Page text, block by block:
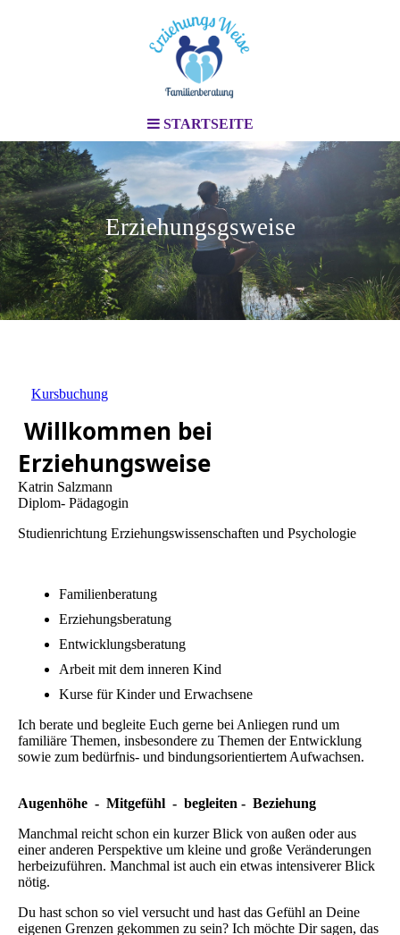
STARTSEITE
Erziehungsgsweise
Kursbuchung
Willkommen bei
Erziehungsweise
Katrin Salzmann
Diplom- Pädagogin
Studienrichtung Erziehungswissenschaften und Psychologie
Familienberatung
Erziehungsberatung
Entwicklungsberatung
Arbeit mit dem inneren Kind
Kurse für Kinder und Erwachsene
Ich berate und begleite Euch gerne bei Anliegen rund um
familiäre Themen, insbesondere zu Themen der Entwicklung
sowie zum bedürfnis- und bindungsorientiertem Aufwachsen.
Augenhöhe - Mitgefühl - begleiten - Beziehung
Manchmal reicht schon ein kurzer Blick von außen oder aus
einer anderen Perspektive um kleine und große Veränderungen
herbeizuführen. Manchmal ist auch ein etwas intensiverer Blick
nötig.
Du hast schon so viel versucht und hast das Gefühl an Deine
eigenen Grenzen gekommen zu sein? Ich möchte Dir sagen, das